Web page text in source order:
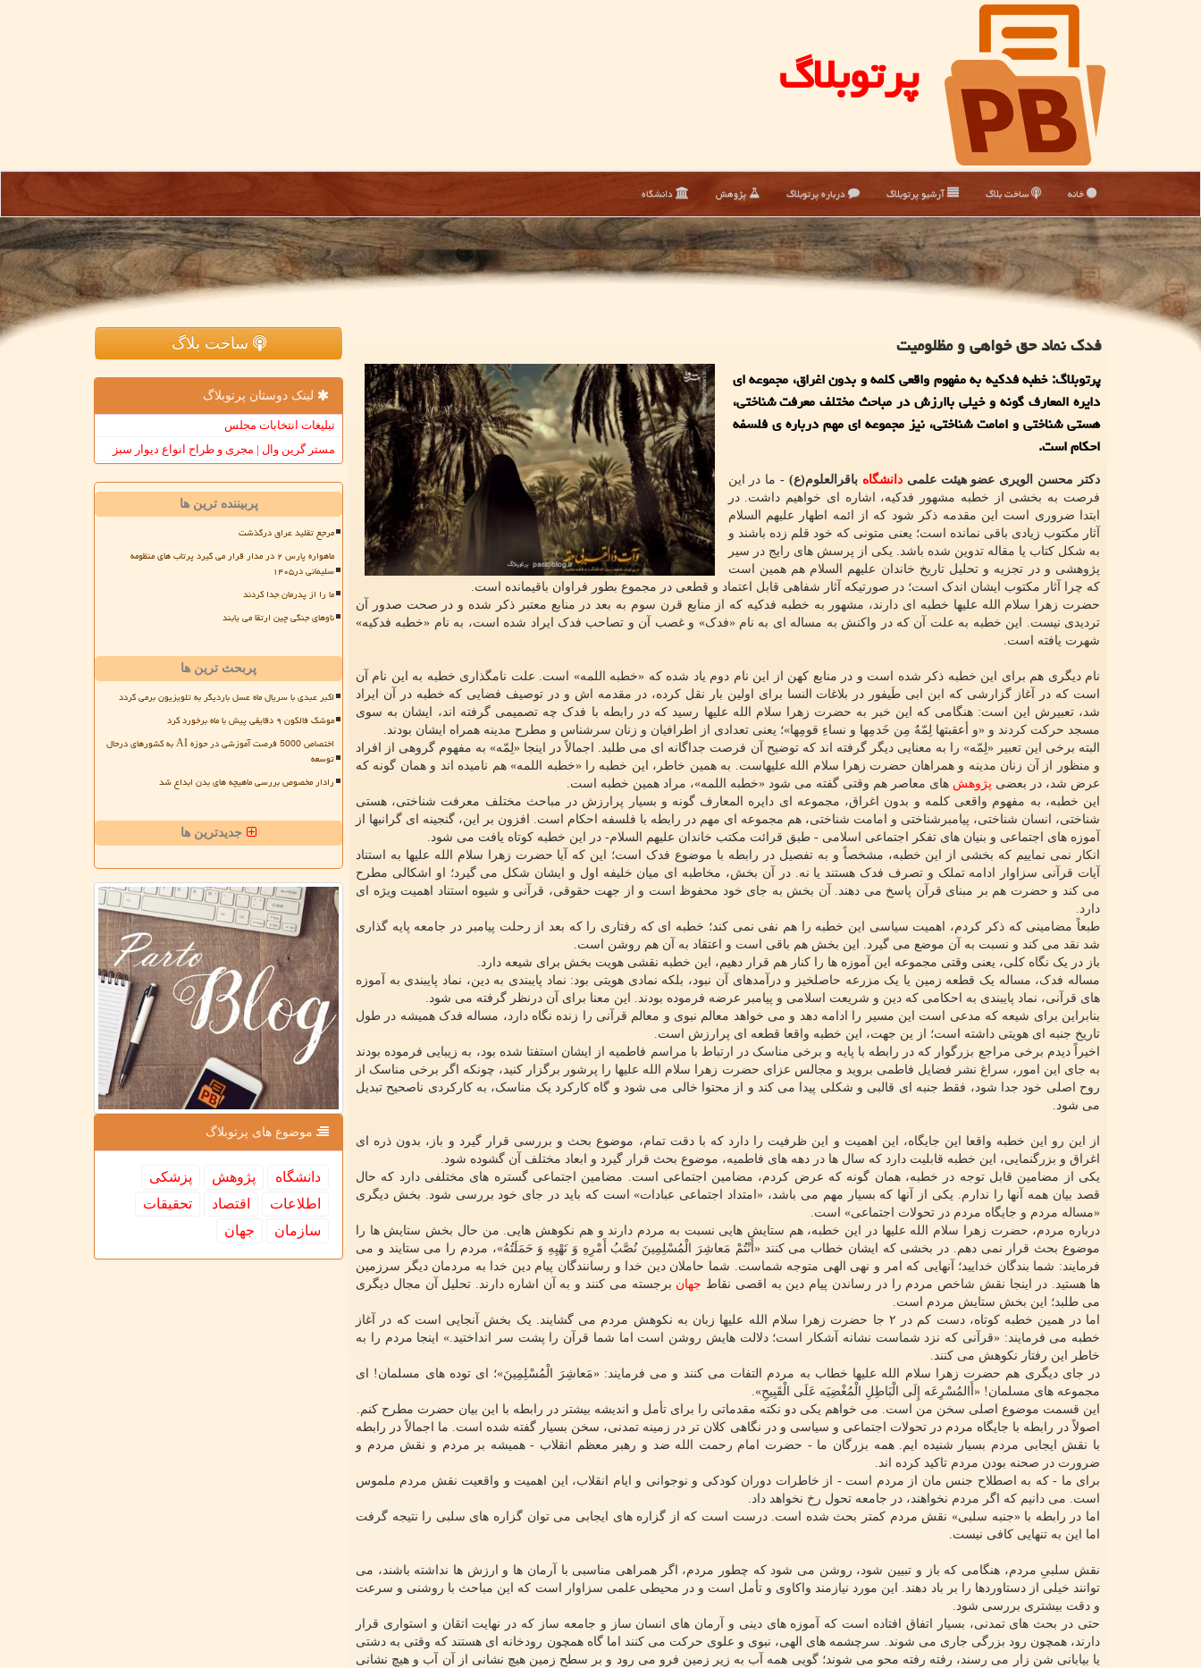
پرتوبلاگ
خانه ساخت بلاگ آرشیو پرتوبلاگ درباره پرتوبلاگ پژوهش دانشگاه
فدک نماد حق خواهی و مظلومیت
پرتوبلاگ: خطبه فدکیه به مفهوم واقعی کلمه و بدون اغراق، مجموعه ای
دایره المعارف گونه و خیلی باارزش در مباحث مختلف معرفت شناختی،
هستی شناختی و امامت شناختی، نیز مجموعه ای مهم درباره ی فلسفه
احکام است.
دکتر محسن الویری عضو هیئت علمیدانشگاه باقرالعلوم(ع) - ما در این
فرصت به بخشی از خطبه مشهور فدکیه، اشاره ای خواهیم داشت. در
ابتدا ضروری است این مقدمه ذکر شود که از ائمه اطهار علیهم السلام
آثار مکتوب زیادی باقی نمانده است؛ یعنی متونی که خود قلم زده باشند و
به شکل کتاب یا مقاله تدوین شده باشد. یکی از پرسش های رایج در سیر
پژوهشی و در تجزیه و تحلیل تاریخ خاندان علیهم السلام هم همین است
که چرا آثار مکتوب ایشان اندک است؛ در صورتیکه آثار شفاهی قابل اعتماد و قطعی در مجموع بطور فراوان باقیمانده است.
حضرت زهرا سلام الله علیها خطبه ای دارند، مشهور به خطبه فدکیه که از منابع قرن سوم به بعد در منابع معتبر ذکر شده و در صحت صدور آن
تردیدی نیست. این خطبه به علت آن که در واکنش به مساله ای به نام «فدک» و غصب آن و تصاحب فدک ایراد شده است، به نام «خطبه فدکیه»
شهرت یافته است.
نام دیگری هم برای این خطبه ذکر شده است و در منابع کهن از این نام دوم یاد شده که «خطبه اللمه» است. علت نامگذاری خطبه به این نام آن
است که در آغاز گزارشی که ابن ابی طَیفور در بلاغات النسا برای اولین بار نقل کرده، در مقدمه اش و در توصیف فضایی که خطبه در آن ایراد
شد، تعبیرش این است: هنگامی که این خبر به حضرت زهرا سلام الله علیها رسید که در رابطه با فدک چه تصمیمی گرفته اند، ایشان به سوی
مسجد حرکت کردند و «و أعقبتها لِمّهٌ مِن خَدمِها و نساءِ قومِها»؛ یعنی تعدادی از اطرافیان و زنان سرشناس و مطرح مدینه همراه ایشان بودند.
البته برخی این تعبیر «لِمّه» را به معنایی دیگر گرفته اند که توضیح آن فرصت جداگانه ای می طلبد. اجمالاً در اینجا «لِمّه» به مفهوم گروهی از افراد
و منظور از آن زنان مدینه و همراهان حضرت زهرا سلام الله علیهاست. به همین خاطر، این خطبه را «خطبه اللمه» هم نامیده اند و همان گونه که
عرض شد، در بعضی پژوهش های معاصر هم وقتی گفته می شود «خطبه اللمه»، مراد همین خطبه است.
این خطبه، به مفهوم واقعی کلمه و بدون اغراق، مجموعه ای دایره المعارف گونه و بسیار پرارزش در مباحث مختلف معرفت شناختی، هستی
شناختی، انسان شناختی، پیامبرشناختی و امامت شناختی، هم مجموعه ای مهم در رابطه با فلسفه احکام است. افزون بر این، گنجینه ای گرانبها از
آموزه های اجتماعی و بنیان های تفکر اجتماعی اسلامی - طبق قرائت مکتب خاندان علیهم السلام- در این خطبه کوتاه یافت می شود.
انکار نمی نماییم که بخشی از این خطبه، مشخصاً و به تفصیل در رابطه با موضوع فدک است؛ این که آیا حضرت زهرا سلام الله علیها به استناد
آیات قرآنی سزاوار ادامه تملک و تصرف فدک هستند یا نه. در آن بخش، مخاطبه ای میان خلیفه اول و ایشان شکل می گیرد؛ او اشکالی مطرح
می کند و حضرت هم بر مبنای قرآن پاسخ می دهند. آن بخش به جای خود محفوظ است و از جهت حقوقی، قرآنی و شیوه استناد اهمیت ویژه ای
دارد.
طبعاً مضامینی که ذکر کردم، اهمیت سیاسی این خطبه را هم نفی نمی کند؛ خطبه ای که رفتاری را که بعد از رحلت پیامبر در جامعه پایه گذاری
شد نقد می کند و نسبت به آن موضع می گیرد. این بخش هم باقی است و اعتقاد به آن هم روشن است.
باز در یک نگاه کلی، یعنی وقتی مجموعه این آموزه ها را کنار هم قرار دهیم، این خطبه نقشی هویت بخش برای شیعه دارد.
مساله فدک، مساله یک قطعه زمین یا یک مزرعه حاصلخیز و درآمدهای آن نبود، بلکه نمادی هویتی بود: نماد پایبندی به دین، نماد پایبندی به آموزه
های قرآنی، نماد پایبندی به احکامی که دین و شریعت اسلامی و پیامبر عرضه فرموده بودند. این معنا برای آن درنظر گرفته می شود.
بنابراین برای شیعه که مدعی است این مسیر را ادامه دهد و می خواهد معالم نبوی و معالم قرآنی را زنده نگاه دارد، مساله فدک همیشه در طول
تاریخ جنبه ای هویتی داشته است؛ از ین جهت، این خطبه واقعا قطعه ای پرارزش است.
اخیراً دیدم برخی مراجع بزرگوار که در رابطه با پایه و برخی مناسک در ارتباط با مراسم فاطمیه از ایشان استفتا شده بود، به زیبایی فرموده بودند
به جای این امور، سراغ نشر فضایل فاطمی بروید و مجالس عزای حضرت زهرا سلام الله علیها را پرشور برگزار کنید، چونکه اگر برخی مناسک از
روح اصلی خود جدا شود، فقط جنبه ای قالبی و شکلی پیدا می کند و از محتوا خالی می شود و گاه کارکرد یک مناسک، به کارکردی ناصحیح تبدیل
می شود.
از این رو این خطبه واقعا این جایگاه، این اهمیت و این ظرفیت را دارد که با دقت تمام، موضوع بحث و بررسی قرار گیرد و باز، بدون ذره ای
اغراق و بزرگنمایی، این خطبه قابلیت دارد که سال ها در دهه های فاطمیه، موضوع بحث قرار گیرد و ابعاد مختلف آن گشوده شود.
یکی از مضامین قابل توجه در خطبه، همان گونه که عرض کردم، مضامین اجتماعی است. مضامین اجتماعی گستره های مختلفی دارد که حال
قصد بیان همه آنها را ندارم. یکی از آنها که بسیار مهم می باشد، «امتداد اجتماعی عبادات» است که باید در جای خود بررسی شود. بخش دیگری
«مساله مردم و جایگاه مردم در تحولات اجتماعی» است.
درباره مردم، حضرت زهرا سلام الله علیها در این خطبه، هم ستایش هایی نسبت به مردم دارند و هم نکوهش هایی. من حال بخش ستایش ها را
موضوع بحث قرار نمی دهم. در بخشی که ایشان خطاب می کنند «أَنْتُمْ مَعاشِرَ الْمُسْلِمِینَ نُصَّبُ أَمْرِهِ وَ نَهْیِهِ وَ حَمَلَتُهُ»، مردم را می ستایند و می
فرمایند: شما بندگان خدایید؛ آنهایی که امر و نهی الهی متوجه شماست. شما حاملان دین خدا و رسانندگان پیام دین خدا به مردمان دیگر سرزمین
ها هستید. در اینجا نقش شاخص مردم را در رساندن پیام دین به اقصی نقاط جهان برجسته می کنند و به آن اشاره دارند. تحلیل آن مجال دیگری
می طلبد؛ این بخش ستایش مردم است.
اما در همین خطبه کوتاه، دست کم در ۲ جا حضرت زهرا سلام الله علیها زبان به نکوهش مردم می گشایند. یک بخش آنجایی است که در آغاز
خطبه می فرمایند: «قرآنی که نزد شماست نشانه آشکار است؛ دلالت هایش روشن است اما شما قرآن را پشت سر انداختید.» اینجا مردم را به
خاطر این رفتار نکوهش می کنند.
در جای دیگری هم حضرت زهرا سلام الله علیها خطاب به مردم التفات می کنند و می فرمایند: «مَعاشِرَ الْمُسْلِمِینَ»؛ ای توده های مسلمان! ای
مجموعه های مسلمان! «أَالمُسْرِعَه إِلَی الْبَاطِلِ الْمُغْضِیَه عَلَی الْقَبِیحِ».
این قسمت موضوع اصلی سخن من است. می خواهم یکی دو نکته مقدماتی را برای تأمل و اندیشه بیشتر در رابطه با این بیان حضرت مطرح کنم.
اصولاً در رابطه با جایگاه مردم در تحولات اجتماعی و سیاسی و در نگاهی کلان تر در زمینه تمدنی، سخن بسیار گفته شده است. ما اجمالاً در رابطه
با نقش ایجابی مردم بسیار شنیده ایم. همه بزرگان ما - حضرت امام رحمت الله ضد و رهبر معظم انقلاب - همیشه بر مردم و نقش مردم و
ضرورت در صحنه بودن مردم تاکید کرده اند.
برای ما - که به اصطلاح جنس مان از مردم است - از خاطرات دوران کودکی و نوجوانی و ایام انقلاب، این اهمیت و واقعیت نقش مردم ملموس
است. می دانیم که اگر مردم نخواهند، در جامعه تحول رخ نخواهد داد.
اما در رابطه با «جنبه سلبی» نقش مردم کمتر بحث شده است. درست است که از گزاره های ایجابی می توان گزاره های سلبی را نتیجه گرفت
اما این به تنهایی کافی نیست.
نقش سلبیِ مردم، هنگامی که باز و تبیین شود، روشن می شود که چطور مردم، اگر همراهی مناسبی با آرمان ها و ارزش ها نداشته باشند، می
توانند خیلی از دستاوردها را بر باد دهند. این مورد نیازمند واکاوی و تأمل است و در محیطی علمی سزاوار است که این مباحث با روشنی و سرعت
و دقت بیشتری بررسی شود.
حتی در بحث های تمدنی، بسیار اتفاق افتاده است که آموزه های دینی و آرمان های انسان ساز و جامعه ساز که در نهایت اتقان و استواری قرار
دارند، همچون رود بزرگی جاری می شوند. سرچشمه های الهی، نبوی و علوی حرکت می کنند اما گاه همچون رودخانه ای هستند که وقتی به دشتی
یا بیابانی شن زار می رسند، رفته رفته محو می شوند؛ گویی همه آب به زیر زمین فرو می رود و بر سطح زمین هیچ نشانی از آن آب و هیچ نشانی
ساخت بلاگ
لینک دوستان پرتوبلاگ
تبلیغات انتخابات مجلس
مستر گرین وال | مجری و طراح انواع دیوار سبز
پربیننده ترین ها
مرجع تقلید عراق درگذشت
ماهواره پارس ۲ در مدار قرار می گیرد پرتاب های منظومه
سلیمانی در۱۴۰۵
ما را از پدرمان جدا کردند
ناوهای جنگی چین ارتقا می یابند
پربحث ترین ها
اکبر عبدی با سریال ماه عسل باردیگر به تلویزیون برمی گردد
موشک فالکون ۹ دقایقی پیش با ماه برخورد کرد
اختصاص 5000 فرصت آموزشی در حوزه AI به کشورهای درحال
توسعه
رادار مخصوص بررسی ماهیچه های بدن ابداع شد
جدیدترین ها
موضوع های پرتوبلاگ
دانشگاه پژوهش
پزشكی
اطلاعات
اقتصاد
تحقیقات
سازمان
جهان